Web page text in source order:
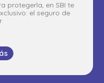
protegerla, en SBI te
el seguro de